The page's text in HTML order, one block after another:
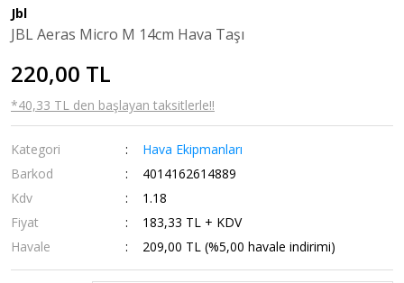
Jbl
JBL Aeras Micro M 14cm Hava Taşı
220,00 TL
*40,33 TL den başlayan taksitlerle!!
Kategori
Hava Ekipmanları
Barkod
4014162614889
Kdv
1.18
Fiyat
183,33 TL + KDV
Havale
209,00 TL (%5,00 havale indirimi)